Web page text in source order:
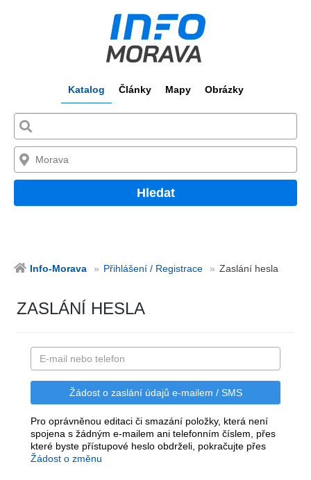
Katalog Články Mapy Obrázky
Hledat
Info-Morava Přihlášení / Registrace Zaslání hesla
ZASLÁNÍ HESLA
Pro oprávněnou editaci či smazání položky, která není
spojena s žádným e-mailem ani telefonním číslem, přes
které byste přístupové heslo obdrželi, pokračujte přes
Žádost o změnu